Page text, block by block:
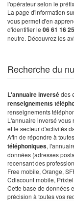
l'opérateur selon le
La page d'information
vous permet d'en
d'identifier le 06 61 16
neutre. Découvrez les
Recherche du
L'annuaire inversédes
renseignements
renseignements
L'annuaire inversé vous
et le secteur d'activités
Afin de répondre à
téléphoniques,
données (adresses
recensant des
Free mobile, Orange,
Cdiscount mobile,
Cette base de données
précision à toutes vos